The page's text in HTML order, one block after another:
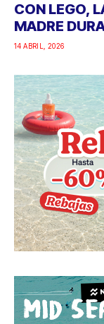
CON LEGO,
MADRE
14 ABRIL, 2026